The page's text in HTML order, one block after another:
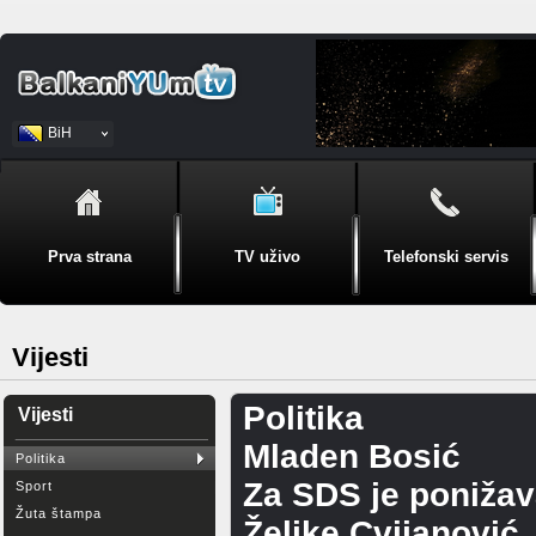
BiH
Srpski
Prva strana TV uživo Telefonski servis
Vijesti
Vijesti
Politika
Sport
Žuta štampa
Politika
Mladen Bosić
Za SDS je